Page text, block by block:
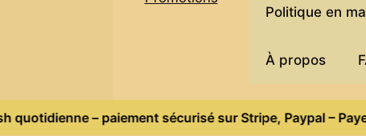
Politique en
À propos
– paiement sécurisé sur Stripe, Paypal –